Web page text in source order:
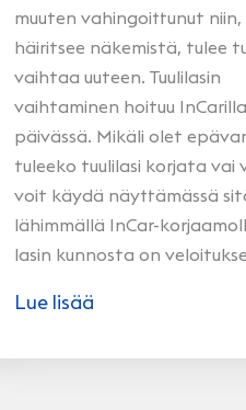
muuten vahingoittunut niin,
häiritsee näkemistä, tulee
vaihtaa uuteen. Tuulilasin
vaihtaminen hoituu InCarilla
päivässä. Mikäli olet
tuleeko tuulilasi korjata vai
voit käydä näyttämässä
lähimmällä InCar-
lasin kunnosta on
Lue lisää